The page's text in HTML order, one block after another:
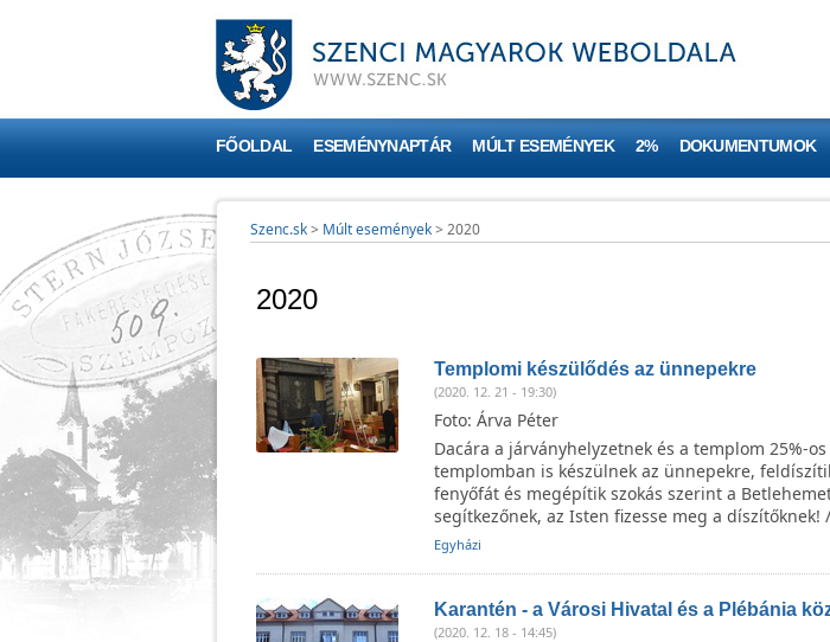
FŐOLDAL ESEMÉNYNAPTÁR MÚLT ESEMÉNYEK 2% DOKUMENTUMOK
Szenc.sk> Múlt események> 2020
2020
Templomi készülődés az ünnepekre
(2020. 12. 21 - 19:30)
Foto: Árva Péter
Dacára a járványhelyzetnek és a templom 25%-
templomban is készülnek az ünnepekre,
fenyőfát és megépítik szokás szerint a
segítkezőnek, az Isten fizesse meg a díszítőknek!
Egyházi
Karantén - a Városi Hivatal és a Plébánia
(2020. 12. 18 - 14:45)